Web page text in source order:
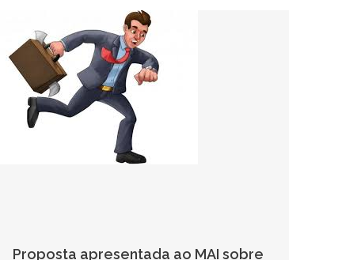
Proposta apresentada ao MAI sobre